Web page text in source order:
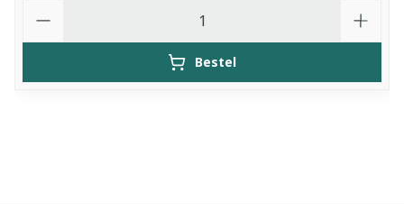
Bestel